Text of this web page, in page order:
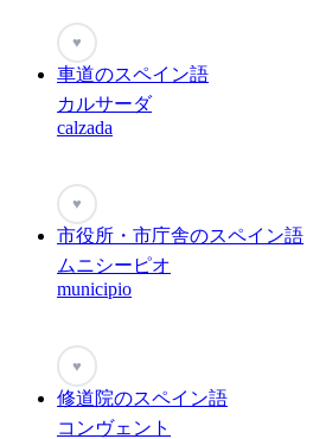
♥
車道のスペイン語
カルサーダ
calzada
♥
市役所・市庁舎のスペイン語
ムニシーピオ
municipio
♥
修道院のスペイン語
コンヴェント